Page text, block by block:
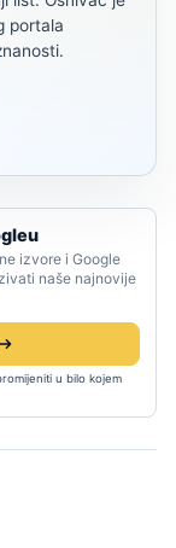
portala
izvore i Google
naše najnovije
u bilo kojem